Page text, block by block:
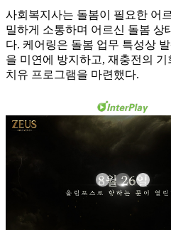
사회복지사는 돌봄이 필요한 어
밀하게 소통하며 어르신 돌봄 상
다. 케어링은 돌봄 업무 특성상
을 미연에 방지하고, 재충전의
치유 프로그램을 마련했다.